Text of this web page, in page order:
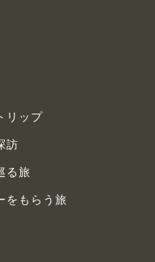
リップ
訪
る旅
をもらう旅